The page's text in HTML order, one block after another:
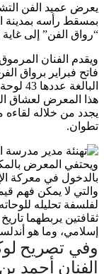
يعرض عميد الفن
بمسقط رأسه بمدينة
“رواق الفن” إلى
ويقدم الفنان
فاتح فبراير برواق
هذا المعرض لعشاق
يجدد من خلاله لقاءه
تطوان.
ويحتفي المعرض
بالدخول في معركة
والتي لا يمكن فهم
لفلسفة تحليله
ثقافتين يربطهما
إسلامي، وما هو
وفي تصريح
الفنان